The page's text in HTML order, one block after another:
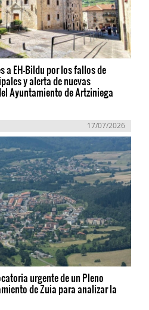
a EH-Bildu por los fallos de
y alerta de nuevas
Ayuntamiento de Artziniega
17/07/2026
urgente de un Pleno
de Zuia para analizar la